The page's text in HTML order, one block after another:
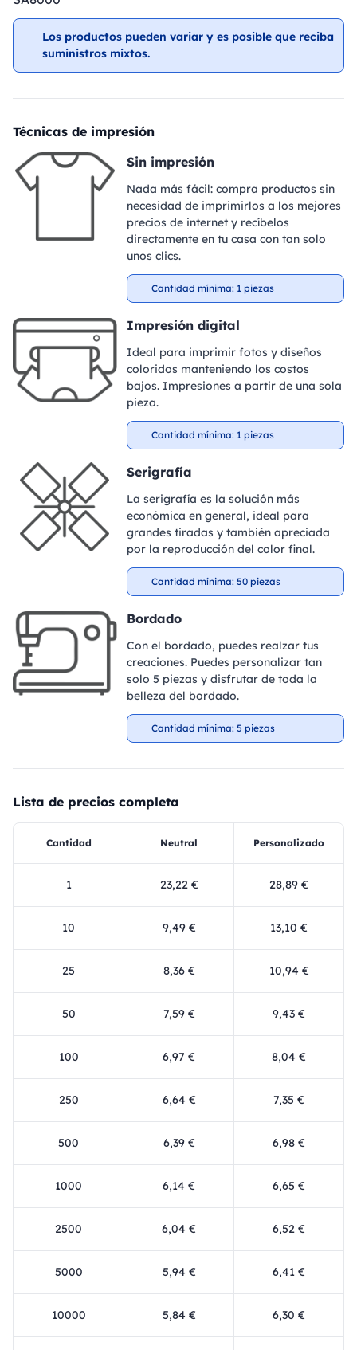
Los productos pueden variar y es posible que reciba
suministros mixtos.
Técnicas de impresión
Sin impresión
Nada más fácil: compra productos sin
necesidad de imprimirlos a los mejores
precios de internet y recíbelos
directamente en tu casa con tan solo
unos clics.
Cantidad mínima: 1 piezas
Impresión digital
Ideal para imprimir fotos y diseños
coloridos manteniendo los costos
bajos. Impresiones a partir de una sola
pieza.
Cantidad mínima: 1 piezas
Serigrafía
La serigrafía es la solución más
económica en general, ideal para
grandes tiradas y también apreciada
por la reproducción del color final.
Cantidad mínima: 50 piezas
Bordado
Con el bordado, puedes realzar tus
creaciones. Puedes personalizar tan
solo 5 piezas y disfrutar de toda la
belleza del bordado.
Cantidad mínima: 5 piezas
Lista de precios completa
Cantidad Neutral Personalizado
1 23,22 € 28,89 €
10 9,49 € 13,10 €
25 8,36 € 10,94 €
50 7,59 € 9,43 €
100 6,97 € 8,04 €
250 6,64 € 7,35 €
500 6,39 € 6,98 €
1000 6,14 € 6,65 €
2500 6,04 € 6,52 €
5000 5,94 € 6,41 €
10000 5,84 € 6,30 €